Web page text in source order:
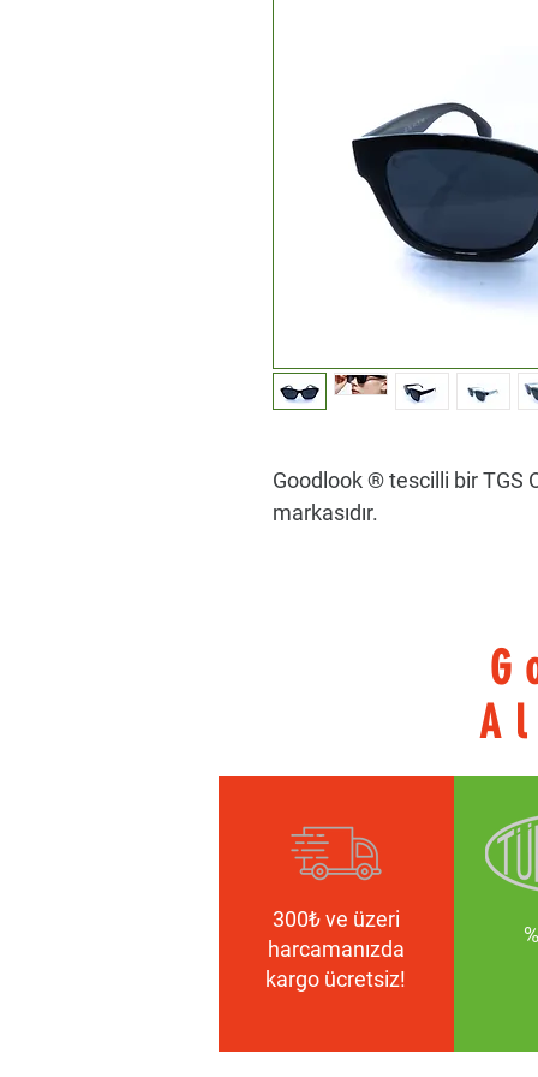
Goodlook ® tescilli bir TGS
markasıdır.
300₺ ve üzeri
harcamanızda
kargo ücretsiz!